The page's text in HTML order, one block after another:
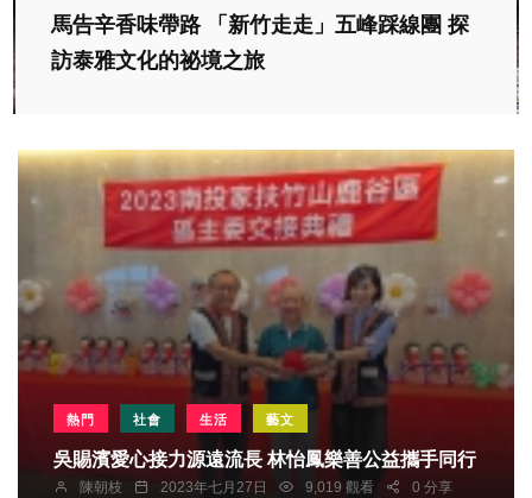
馬告辛香味帶路 「新竹走走」五峰踩線團 探
訪泰雅文化的祕境之旅
熱門 社會 生活 藝文
吳賜濱愛心接力源遠流長 林怡鳳樂善公益攜手同行
陳朝枝 2023年七月27日 9,019 觀看 0 分享